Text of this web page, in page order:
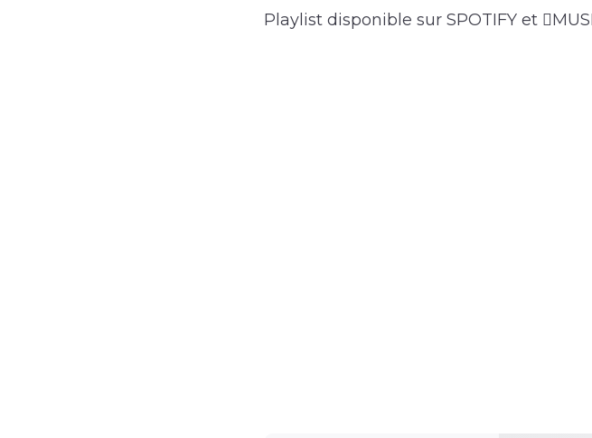
Playlist disponible sur SPOTIFY et